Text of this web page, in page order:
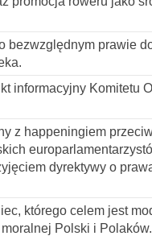
bezwzględnym prawie
informacyjny Komitetu
z happeningiem
dyrektywy o
którego celem jest
Polski i Polaków.